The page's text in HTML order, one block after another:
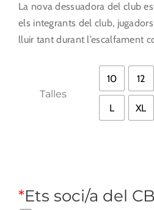
La nova dessuadora del club
els integrants del club,
lluir tant durant l’escalfament
Talles
10 12
L XL
*Ets soci/a del